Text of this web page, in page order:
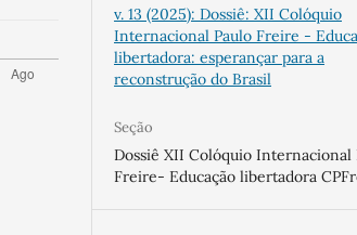
v. 13 (2025): Dossiê: XII Colóquio
Internacional Paulo Freire -
libertadora: esperançar para a
reconstrução do Brasil
Seção
Dossiê XII Colóquio Internacional
Freire- Educação libertadora